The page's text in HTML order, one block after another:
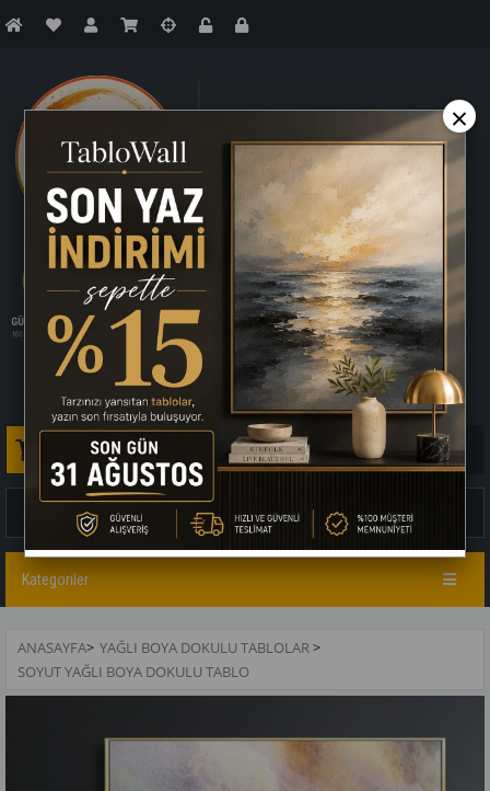
Sepetim 0 Ürün
Kategoriler
ANASAYFA> YAĞLI BOYA DOKULU TABLOLAR>
SOYUT YAĞLI BOYA DOKULU TABLO
×